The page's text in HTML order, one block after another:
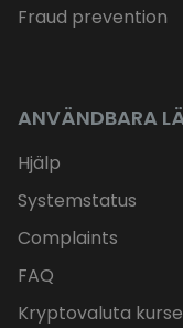
Fraud prevention
ANVÄNDBARA
Hjälp
Systemstatus
Complaints
FAQ
Kryptovaluta